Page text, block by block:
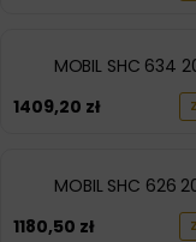
MOBIL SHC 634
1409,20 zł
MOBIL SHC 626
1180,50 zł